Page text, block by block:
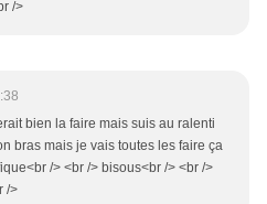
/>
bien la faire mais suis au ralenti
bras mais je vais toutes les faire ça
/> <br /> bisous<br /> <br />
/>